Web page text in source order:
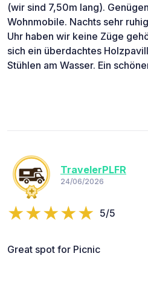
(wir sind 7,50m lang).
Wohnmobile. Nachts sehr
Uhr haben wir keine Züge
sich ein überdachtes
Stühlen am Wasser. Ein
TravelerPLFR
24/06/2026
5/5
Great spot for Picnic